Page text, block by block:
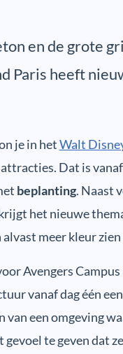
en de grote
Paris heeft
je in hetWalt
Dat is
beplanting. Naast
het nieuwe
meer kleur
Avengers
vanaf dag één een
van een omgeving
gevoel te geven dat